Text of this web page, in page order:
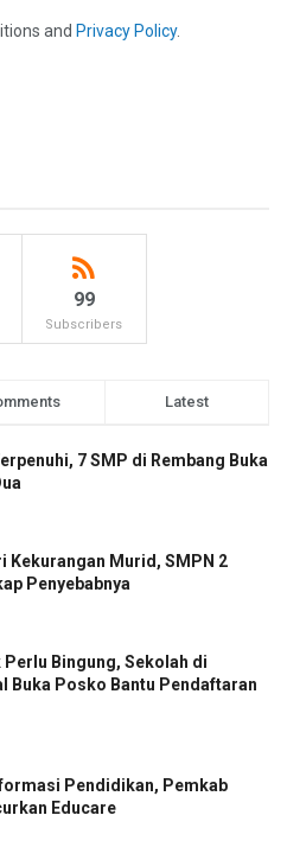
and Privacy Policy.
99
Subscribers
Latest
7 SMP di Rembang Buka
Kekurangan Murid, SMPN 2
Penyebabnya
Perlu Bingung, Sekolah di
Buka Posko Bantu Pendaftaran
Pendidikan, Pemkab
Educare